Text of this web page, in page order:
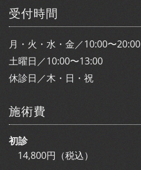
受付時間
月・火・水・金／10:00〜20:00
土曜日／10:00〜13:00
休診日／木・日・祝
施術費
初診
14,800円（税込）